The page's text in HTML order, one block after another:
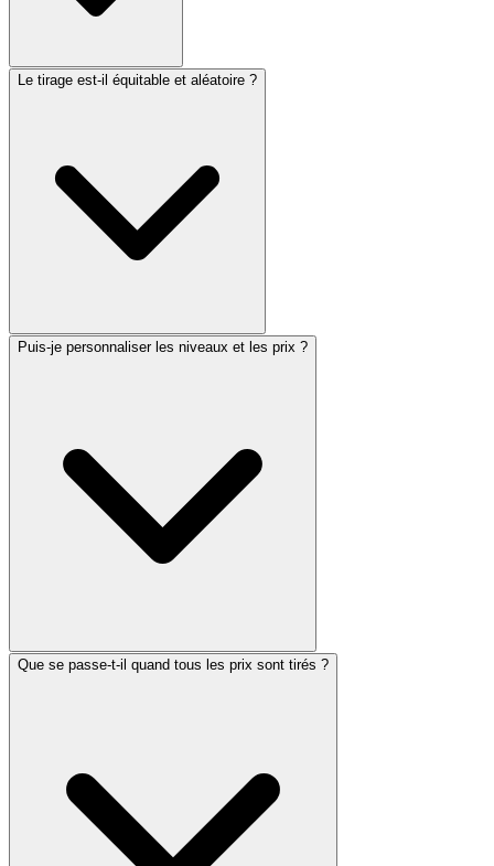
Le tirage est-il équitable et aléatoire ?
Puis-je personnaliser les niveaux et les prix ?
Que se passe-t-il quand tous les prix sont tirés ?